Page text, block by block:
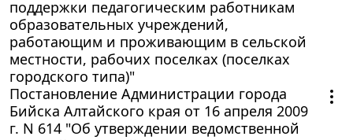
поддержки педагогическим работникам
образовательных учреждений,
работающим и проживающим в сельской
местности, рабочих поселках (поселках
городского типа)"
Постановление Администрации города
Бийска Алтайского края от 16 апреля 2009
г. N 614 "Об утверждении ведомственной